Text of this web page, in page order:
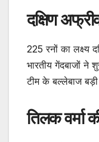
दक्षिण
225 रनों का लक्ष्य
भारतीय गेंदबाजों ने
टीम के बल्लेबाज
तिलक वर्मा